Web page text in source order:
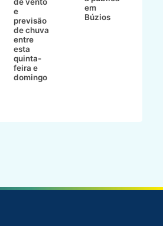
e
previsão
de chuva
entre
esta
quinta-
feira e
domingo
em
Búzios